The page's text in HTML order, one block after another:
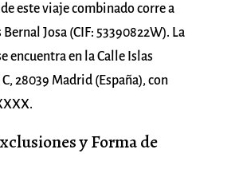
este viaje combinado corre a
Josa (CIF: 53390822W). La
encuentra en la Calle Islas
28039 Madrid (España), con
y Forma de